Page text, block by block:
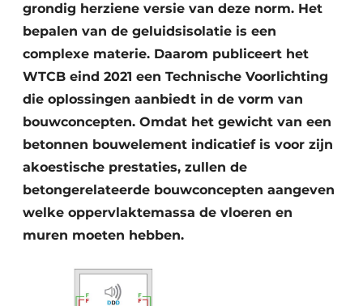
Dak & Gevel
Houtbouw
HVAC
Interieurarchitectuur
Keukens
Renovatie
Software
Toegangscontrole
grondig herziene versie van deze norm. Het
bepalen van de geluidsisolatie is een
complexe materie. Daarom publiceert het
WTCB eind 2021 een Technische Voorlichting
die oplossingen aanbiedt in de vorm van
bouwconcepten. Omdat het gewicht van een
betonnen bouwelement indicatief is voor zijn
akoestische prestaties, zullen de
betongerelateerde bouwconcepten aangeven
welke oppervlaktemassa de vloeren en
muren moeten hebben.